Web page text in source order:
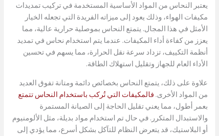
يعتبر النحاس من المواد الأساسية المستخدمة في تركيب تمديدات
مكيفات الهواء، وذلك يعود إلى ميزاته الفريدة التي تجعله الخيار
الأمثل في هذا المجال. يتمتع النحاس بموصلية حرارية عالية، مما
يعزز من كفاءة أداء المكيفات. عندما يتم استخدام نحاس في تمديد
أنظمة التكييف، تزداد سرعة نقل الحرارة، مما يسهم في تحسين
الأداء العام للجهاز وتقليل استهلاك الطاقة.
علاوة على ذلك، يتمتع النحاس بخصائص دائمة ومتانة تفوق العديد
من المواد الأخرى. فالمكيفات التي تُركب باستخدام النحاس تتمتع
بعمر أطول، مما يعني تقليل الحاجة إلى الصيانة المستمرة
والاستبدال المتكرر. في حال تم استخدام مواد بديلة، مثل الألومنيوم
أو البلاستيك، قد يتعرض النظام للتآكل بشكل أسرع، مما يؤدي إلى